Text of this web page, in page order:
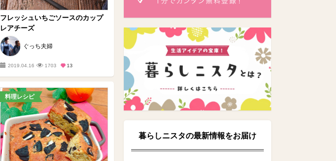
フレッシュいちごソースのカップ
レアチーズ
ぐっち夫婦
2019.04.16 1703 13
料理レシピ
暮らしニスタの最新情報をお届け